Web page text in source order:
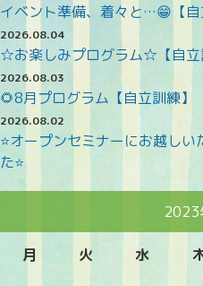
イベント準備、着々と…😁【自
2026.08.04
☆お楽しみプログラム☆【自立
2026.08.03
🌻8月プログラム【自立訓練】
2026.08.02
⭐オープンセミナーにお越し
た⭐
2023
月 火 水